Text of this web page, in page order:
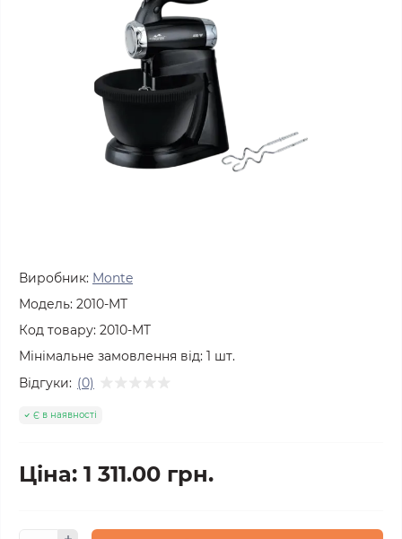
Виробник: Monte
Модель: 2010-MT
Код товару: 2010-MT
Мінімальне замовлення від: 1 шт.
Відгуки: (0)
Є в наявності
Ціна: 1 311.00 грн.